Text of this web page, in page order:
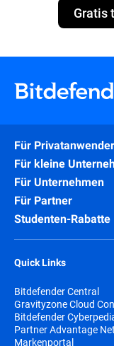
Gratis
Für Privatanwender
Für kleine
Für Unternehmen
Für Partner
Studenten-Rabatte
Quick Links
Bitdefender Central
Gravityzone Cloud
Bitdefender
Partner Advantage
Markenportal